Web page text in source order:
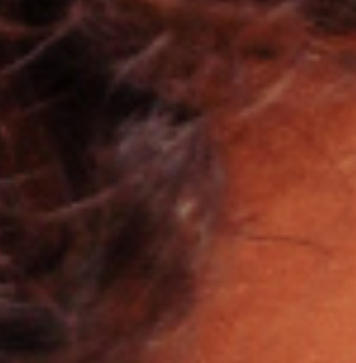
KIT Prodotti
in Promozione
in Promozione